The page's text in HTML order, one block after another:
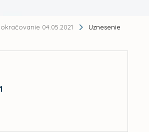
04.05.2021
Uznesenie